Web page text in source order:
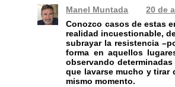
Manel Muntada
20 de
Conozco casos de estas
realidad incuestionable,
subrayar la resistencia
forma en aquellos
observando
que lavarse mucho y tirar
mismo momento.